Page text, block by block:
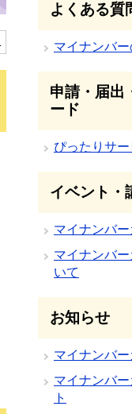
よくある質
マイナンバ
申請・届出
ード
ぴったりサー
イベント・
マイナンバ
マイナンバ
いて
お知らせ
マイナンバ
マイナンバ
ト